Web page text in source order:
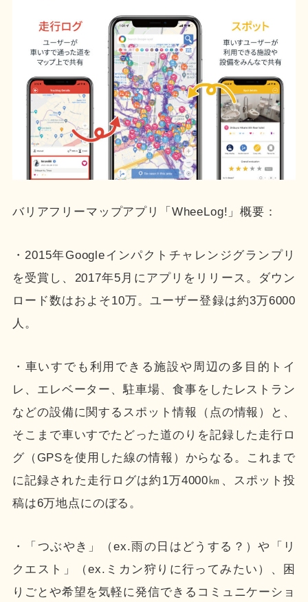
バリアフリーマップアプリ「WheeLog!」概要：
・2015年Googleインパクトチャレンジグランプリ
を受賞し、2017年5月にアプリをリリース。ダウン
ロード数はおよそ10万。ユーザー登録は約3万6000
人。
・車いすでも利用できる施設や周辺の多目的トイ
レ、エレベーター、駐車場、食事をしたレストラン
などの設備に関するスポット情報（点の情報）と、
そこまで車いすでたどった道のりを記録した走行ロ
グ（GPSを使用した線の情報）からなる。これまで
に記録された走行ログは約1万4000㎞、スポット投
稿は6万地点にのぼる。
・「つぶやき」（ex.雨の日はどうする？）や「リ
クエスト」（ex.ミカン狩りに行ってみたい）、困
りごとや希望を気軽に発信できるコミュニケーショ